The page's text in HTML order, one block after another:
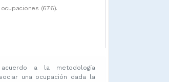
(676).
a la metodología
una ocupación dada la